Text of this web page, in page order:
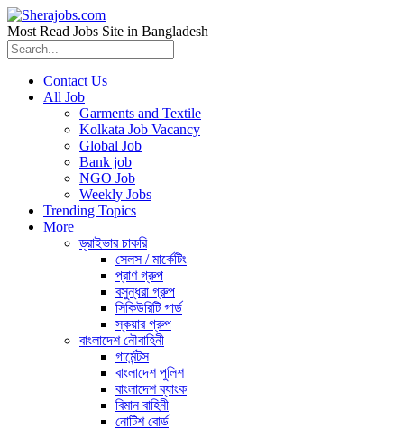
Most Read Jobs Site in Bangladesh
Contact Us
All Job
Garments and Textile
Kolkata Job Vacancy
Global Job
Bank job
NGO Job
Weekly Jobs
Trending Topics
More
ড্রাইভার চাকরি
সেলস / মার্কেটিং
প্রাণ গ্রুপ
বসুন্ধরা গ্রুপ
সিকিউরিটি গার্ড
স্কয়ার গ্রুপ
বাংলাদেশ নৌবাহিনী
গার্মেন্টস
বাংলাদেশ পুলিশ
বাংলাদেশ ব্যাংক
বিমান বাহিনী
নোটিশ বোর্ড